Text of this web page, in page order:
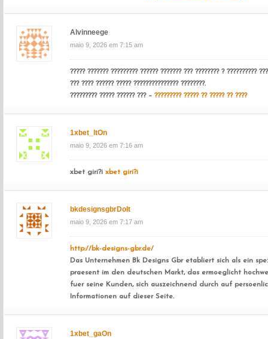
Alvinneege
maio 9, 2026 em 7:15 am
????? ??????? ????????? ?????? ??????? ??? ???????? ? ??????????
??? ???? ?????? ????? ??????????????? ????????.
????????? ????? ?????? ??? – ????????? ????? ?? ????? ?? ????
1xbet_ltOn
maio 9, 2026 em 7:16 am
xbet giri?i xbet giri?i
bkdesignsgbrDoIt
maio 9, 2026 em 7:17 am
http://bk-designs-gbr.de/
Das Unternehmen Bk Designs Gbr etabliert sich als ein
praesent im den deutschen Markt, das ermoeglicht
fuer seine Kunden, sich auszeichnend durch auf
Informationen auf dieser Seite.
1xbet_gaOn